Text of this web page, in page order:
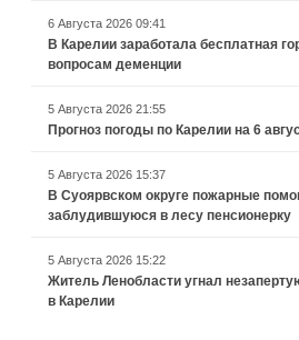
6 Августа 2026 09:41
В Карелии заработала бесплатная
вопросам деменции
5 Августа 2026 21:55
Прогноз погоды по Карелии на 6
5 Августа 2026 15:37
В Суоярвском округе пожарные
заблудившуюся в лесу пенсионерку
5 Августа 2026 15:22
Житель Ленобласти угнал
в Карелии